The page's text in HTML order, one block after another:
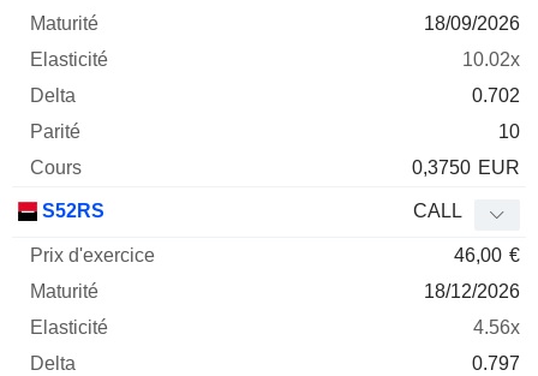
18/09/2026
10.02x
0.702
10
0,3750 EUR
S52RS CALL
46,00 €
18/12/2026
4.56x
0.797